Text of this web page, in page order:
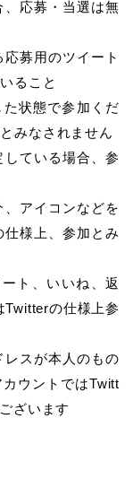
応募・当選は無
募用のツイート
ること
状態で参加くだ
みなされません
ている場合、参
、アイコンなどを
様上、参加とみ
ト、いいね、返
の仕様上参
レスが本人のもの
ウントではTwitt
ざいます